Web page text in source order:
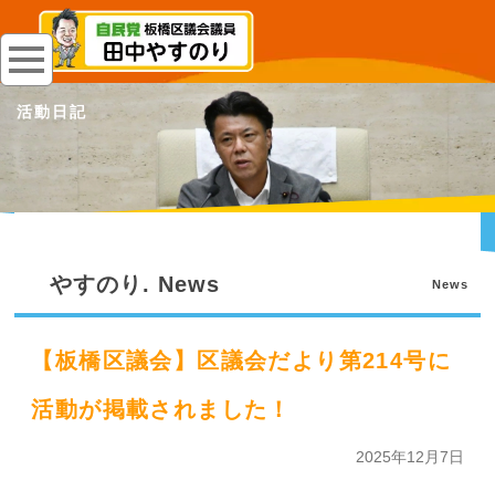
活動日記
やすのり. News News
【板橋区議会】区議会だより第214号に
活動が掲載されました！
2025年12月7日